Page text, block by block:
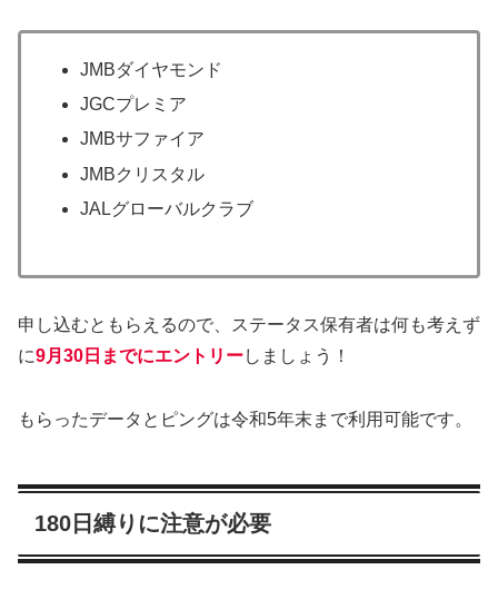
JMBダイヤモンド
JGCプレミア
JMBサファイア
JMBクリスタル
JALグローバルクラブ
申し込むともらえるので、ステータス保有者は何も考えず
に9月30日までにエントリーしましょう！
もらったデータとピングは令和5年末まで利用可能です。
180日縛りに注意が必要